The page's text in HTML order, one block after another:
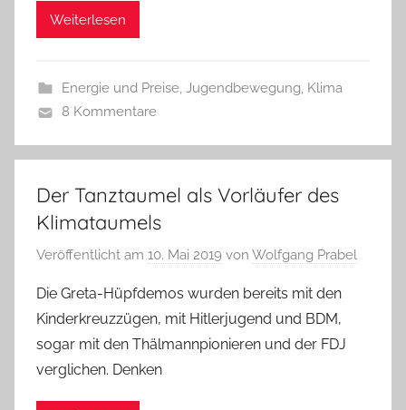
Weiterlesen
Energie und Preise, Jugendbewegung, Klima
8 Kommentare
Der Tanztaumel als Vorläufer des
Klimataumels
Veröffentlicht am 10. Mai 2019 von Wolfgang Prabel
Die Greta-Hüpfdemos wurden bereits mit den
Kinderkreuzzügen, mit Hitlerjugend und BDM,
sogar mit den Thälmannpionieren und der FDJ
verglichen. Denken